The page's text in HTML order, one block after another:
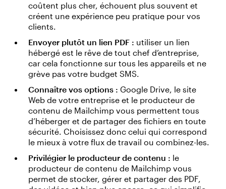
coûtent plus cher, échouent plus souvent et
créent une expérience peu pratique pour vos
clients.
Envoyer plutôt un lien PDF : utiliser un lien
hébergé est le rêve de tout chef d’entreprise,
car cela fonctionne sur tous les appareils et ne
grève pas votre budget SMS.
Connaître vos options : Google Drive, le site
Web de votre entreprise et le producteur de
contenu de Mailchimp vous permettent tous
d’héberger et de partager des fichiers en toute
sécurité. Choisissez donc celui qui correspond
le mieux à votre flux de travail ou combinez-les.
Privilégier le producteur de contenu : le
producteur de contenu de Mailchimp vous
permet de stocker, gérer et partager des PDF,